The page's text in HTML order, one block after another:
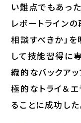
い難点でもあっ
レポートライン
相談すべきか」
して技能習得に
織的なバックア
極的なトライ＆
ることに成功した